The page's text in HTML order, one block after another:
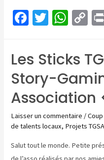
Ch’ti
Cosplayers
Fa
o
o
k
T
tt
er
W
sA
p
p
C
p
y
Li
n
k
Les Sticks
Story-
Association
Laisser un commentaire /
de talents locaux, Projets TGSA
Salut tout le monde. Petite